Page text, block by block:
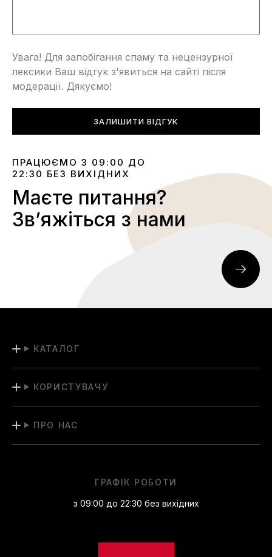
Увага! Для запобігання спаму та нецензурної
лексики Ваш відгук з'явиться на сайті після
модерації. Дякуємо!
ЗАЛИШИТИ ВІДГУК
ПРАЦЮЄМО З 09:00 ДО
22:30 БЕЗ ВИХІДНИХ
Маєте питання?
Звʼяжіться з нами
КАТАЛОГ
КОРИСТУВАЧУ
ПРО НАС
ГРАФІК РОБОТИ
з 09:00 до 22:30 без вихідних